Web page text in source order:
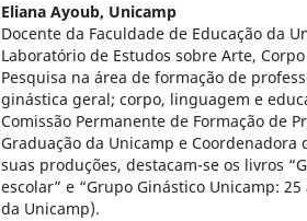
Eliana Ayoub, Unicamp
Docente da Faculdade de Educação da
Laboratório de Estudos sobre Arte,
Pesquisa na área de formação de
ginástica geral; corpo, linguagem e
Comissão Permanente de Formação de
Graduação da Unicamp e Coordenadora
suas produções, destacam-se os livros
escolar” e “Grupo Ginástico Unicamp:
da Unicamp).